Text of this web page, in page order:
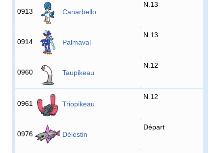
0913 Canarbello
N.13
0914 Palmaval
N.13
0960 Taupikeau
N.12
0961 Triopikeau
N.12
0976 Délestin
Départ